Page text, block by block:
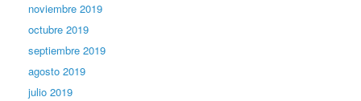
noviembre 2019
octubre 2019
septiembre 2019
agosto 2019
julio 2019